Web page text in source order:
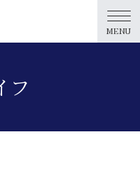
MENU
フ